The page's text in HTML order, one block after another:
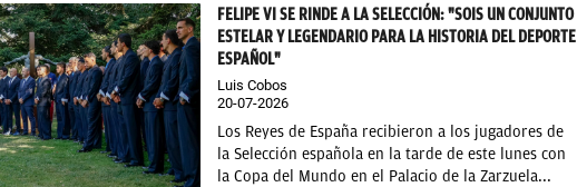
FELIPE VI SE RINDE A LA SELECCIÓN: "SOIS UN CONJUNTO
ESTELAR Y LEGENDARIO PARA LA HISTORIA DEL DEPORTE
ESPAÑOL"
Luis Cobos
20-07-2026
Los Reyes de España recibieron a los jugadores de
la Selección española en la tarde de este lunes con
la Copa del Mundo en el Palacio de la Zarzuela...